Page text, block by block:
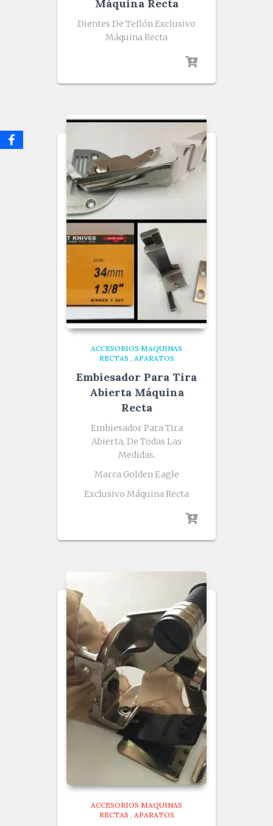
Máquina Recta
Dientes De Teflón Exclusivo
Máquina Recta
ACCESORIOS MAQUINAS
RECTAS , APARATOS
Embiesador Para Tira
Abierta Máquina
Recta
Embiesador Para Tira
Abierta, De Todas Las
Medidas.
Marca Golden Eagle
Exclusivo Máquina Recta
ACCESORIOS MAQUINAS
RECTAS , APARATOS